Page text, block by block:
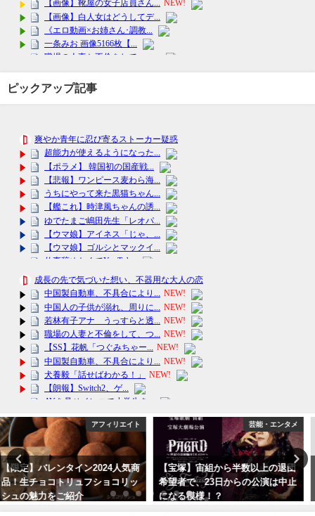
ピックアップ記事
芸能・エンタメ
【宝塚】宙組から半数以上の退団
希望者で、23日からの公演は中止
になる模様！？
芸能・エンタメ
【スクープ！】2024年は全組のト
ップスター全員退団！『宝塚
GRAPH』1月号